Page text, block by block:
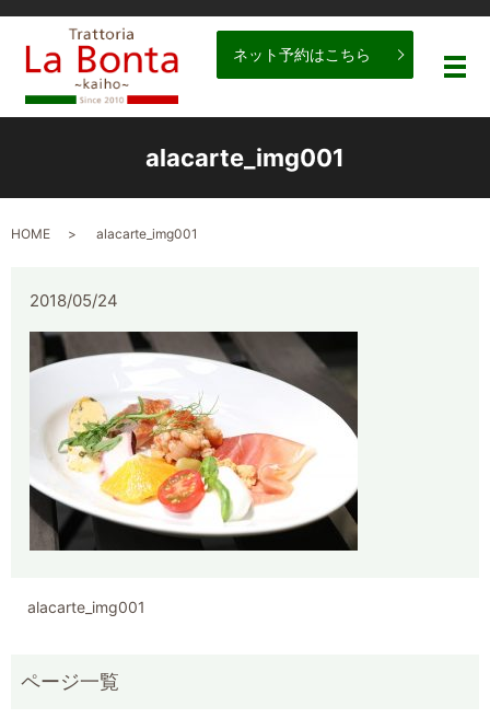
ネット予約はこちら
メ
alacarte_img001
HOME alacarte_img001
2018/05/24
alacarte_img001